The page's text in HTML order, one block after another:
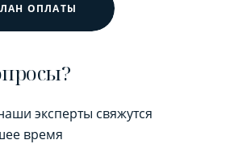
ОПЛАТЫ
эксперты свяжутся
время